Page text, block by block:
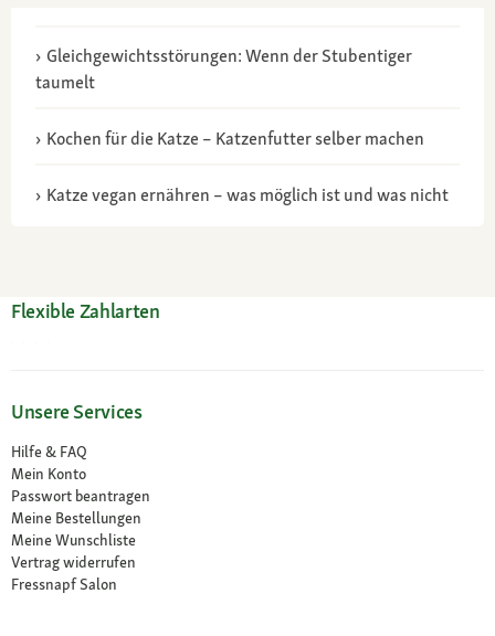
Gleichgewichtsstörungen: Wenn der Stubentiger
taumelt
Kochen für die Katze – Katzenfutter selber machen
Katze vegan ernähren – was möglich ist und was nicht
Flexible Zahlarten
Unsere Services
Hilfe & FAQ
Mein Konto
Passwort beantragen
Meine Bestellungen
Meine Wunschliste
Vertrag widerrufen
Fressnapf Salon